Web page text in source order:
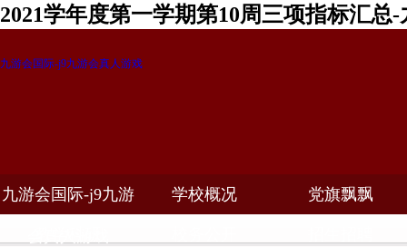
2021学年度第一学期第10周三项指标汇总
九游会国际-j9九游会真人游戏
九游会国际-j9九游 学校概况 党旗飘飘